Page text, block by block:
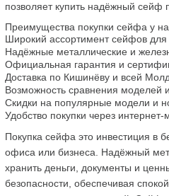
позволяет купить надёжный сейф
Преимущества покупки сейфа у
Широкий ассортимент сейфов
Надёжные металлические и
Официальная гарантия и
Доставка по Кишинёву и всей
Возможность сравнения моделей
Скидки на популярные модели и
Удобство покупки через
Покупка сейфа это инвестиция в
офиса или бизнеса. Надёжный
хранить деньги, документы и
безопасности, обеспечивая